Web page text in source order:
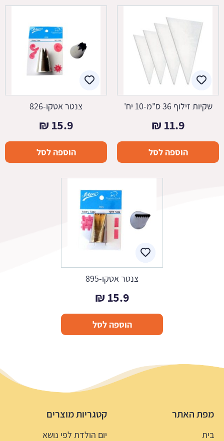
שקיות זילוף 36 ס"מ-10 יח'
11.9
₪
הוספה לסל
צנטר אטקו-826
15.9
₪
הוספה לסל
צנטר אטקו-895
15.9
₪
הוספה לסל
מפת האתר
בית
קטגריות מוצרים
יום הולדת לפי נושא